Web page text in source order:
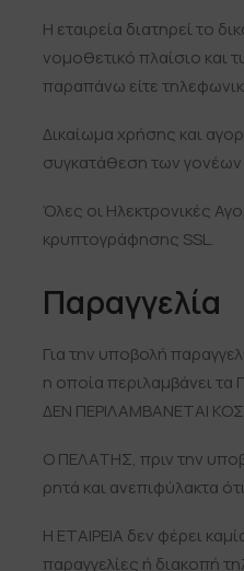
Η εταιρεία διατηρεί το
νομοθετικό πλαίσιο και
παραπάνω είτε
Δικαίωμα χρήσης και
συγκατάθεση των
Όλες οι Ηλεκτρονικές
κρυπτογράφησης SSL.
Παραγγελία
Για την υποβολή
η οποία περιλαμβάνει
ΔΕΝ ΠΕΡΙΛΑΜΒΑΝΕΤΑΙ
Ο ΠΕΛΑΤΗΣ, πριν την
ρητά και ανεπιφύλακτα
Η ΕΤΑΙΡΕΙΑ δεν φέρει
παραγγελίες ή διακοπή